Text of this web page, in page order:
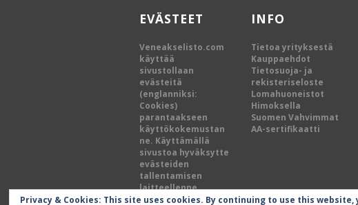
EVÄSTEET
Veneakselisto.com
käyttää
sivustollaan
evästeitä
(englanniksi:
Cookies)
parantaakseen
käyttökokemustan
ne. Käyttämällä
sivustoa hyväksytte
evästeiden
tallentamisen
laitteellenne.
INFO
Tietoa yrityksestä
Kauppaehdot
Tietosuoja- ja
rekisteriseloste
Lomahuoneistot
Himoksella
Suomen Vahvimmat
AA-sertifikaatti
Privacy & Cookies: This site uses cookies. By continuing to use this